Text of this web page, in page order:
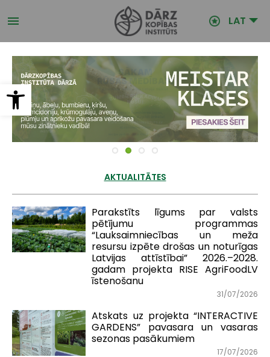
Open toolbar
uz
galveno LAT
AKTUALITĀTES
Parakstīts līgums par valsts
pētījumu programmas
“Lauksaimniecības un meža
resursu izpēte drošas un noturīgas
Latvijas attīstībai” 2026.–2028.
gadam projekta RISE AgriFoodLV
īstenošanu
31/07/2026
Atskats uz projekta “INTERACTIVE
GARDENS” pavasara un vasaras
sezonas pasākumiem
17/07/2026